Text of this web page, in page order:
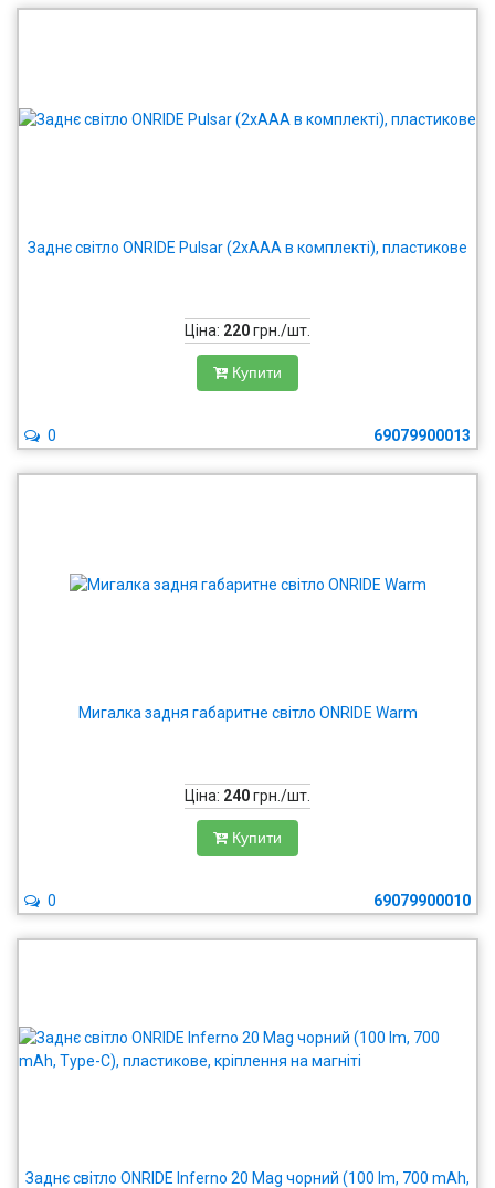
Заднє світло ONRIDE Pulsar (2xAAA в комплекті), пластикове
Ціна: 220грн./шт.
Купити
69079900013
0
Мигалка задня габаритне світло ONRIDE Warm
Ціна: 240грн./шт.
Купити
69079900010
0
Заднє світло ONRIDE Inferno 20 Mag чорний (100 lm, 700 mAh,